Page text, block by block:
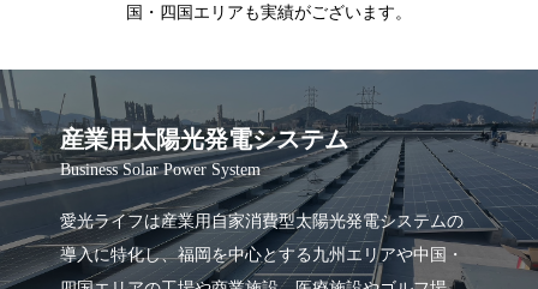
国・四国エリアも実績がございます。
産業用太陽光発電システム
Business Solar Power System
愛光ライフは産業用自家消費型太陽光発電システムの
導入に特化し、福岡を中心とする九州エリアや中国・